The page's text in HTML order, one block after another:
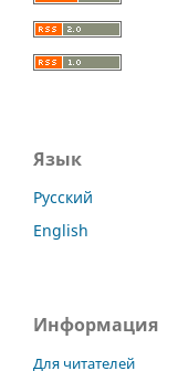
Язык
Русский
English
Информация
Для читателей